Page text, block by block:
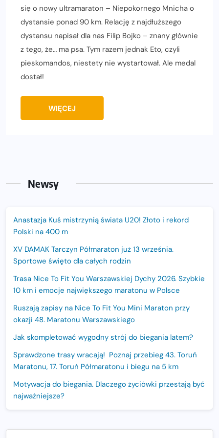
się o nowy ultramaraton – Niepokornego Mnicha o
dystansie ponad 90 km. Relację z najdłuższego
dystansu napisał dla nas Filip Bojko – znany głównie
z tego, że… ma psa. Tym razem jednak Eto, czyli
pieskomandos, niestety nie wystartował. Ale medal
dostał!
WIĘCEJ
Newsy
Anastazja Kuś mistrzynią świata U20! Złoto i rekord
Polski na 400 m
XV DAMAK Tarczyn Półmaraton już 13 września.
Sportowe święto dla całych rodzin
Trasa Nice To Fit You Warszawskiej Dychy 2026. Szybkie
10 km i emocje największego maratonu w Polsce
Ruszają zapisy na Nice To Fit You Mini Maraton przy
okazji 48. Maratonu Warszawskiego
Jak skompletować wygodny strój do biegania latem?
Sprawdzone trasy wracają! Poznaj przebieg 43. Toruń
Maratonu, 17. Toruń Półmaratonu i biegu na 5 km
Motywacja do biegania. Dlaczego życiówki przestają być
najważniejsze?